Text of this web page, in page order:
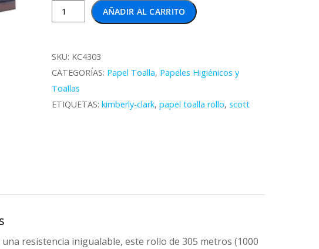
Scott
Papel
Rollo
AirFlex
305
Metros
AÑADIR AL CARRITO
SKU: KC4303
CATEGORÍAS: Papel Toalla, Papeles Higiénicos y
Toallas
ETIQUETAS: kimberly-clark, papel toalla rollo, scott
resistencia inigualable, este rollo de 305 metros (1000